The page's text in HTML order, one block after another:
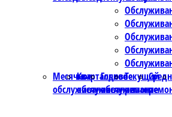
Месячное
обслуживание
Квартальное
обслуживание
Годовое
обслуживание
Текущий
ремонт